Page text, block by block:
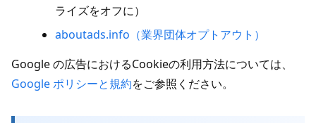
ライズをオフに）
aboutads.info（業界団体オプトアウト）
Google の広告におけるCookieの利用方法については、
Google ポリシーと規約をご参照ください。